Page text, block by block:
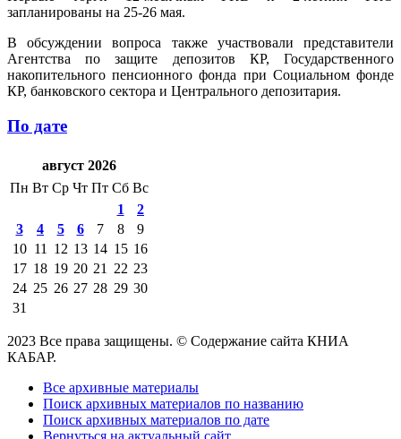
запланированы на 25-26 мая.
В обсуждении вопроса также участвовали представители
Агентства по защите депозитов КР, Государственного
накопительного пенсионного фонда при Социальном фонде
КР, банковского сектора и Центрального депозитария.
По дате
август 2026
Пн Вт Ср Чт Пт Сб Вс
1
2
3
4 5 6 7 8
9
10 11 12 13 14 15 16
17 18 19 20 21 22 23
24 25 26 27 28 29 30
31
2023 Все права защищены. © Содержание сайта КНИА
КАБАР.
Все архивные материалы
Поиск архивных материалов по названию
Поиск архивных материалов по дате